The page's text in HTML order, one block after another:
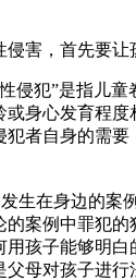
害，首先要
侵犯”是指儿
身心发育程
者自身的需
生在身边的
案例中罪犯
孩子能够明
母对孩子进